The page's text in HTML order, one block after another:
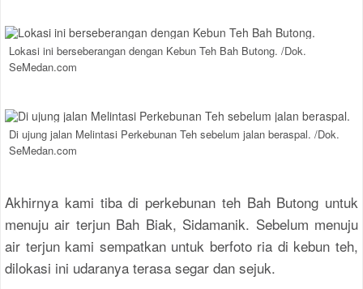
Lokasi ini berseberangan dengan Kebun Teh Bah Butong. /Dok.
SeMedan.com
Di ujung jalan Melintasi Perkebunan Teh sebelum jalan beraspal. /Dok.
SeMedan.com
Akhirnya kami tiba di perkebunan teh Bah Butong untuk
menuju air terjun Bah Biak, Sidamanik. Sebelum menuju
air terjun kami sempatkan untuk berfoto ria di kebun teh,
dilokasi ini udaranya terasa segar dan sejuk.